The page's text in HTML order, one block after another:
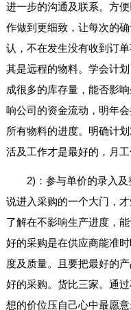
进一步的沟通及联系。方
作做到更细致，让每次的
认，不在发生没有收到订
其是远程的物料。学会计
成很多的库存量，能否影
响公司的资金流动，明年
所有物料的进度。明确计
活及工作才是最好的，月
2)：参与单价的录入
说进入采购的一个大门，
了解在不影响生产进度，
好的采购是在供应商能准
度及质量。且要把最好的
好的采购。货比三家。通
想的价位压自己心中最愿